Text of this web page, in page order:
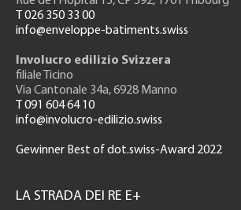
T 026 350 33 00
info@enveloppe-batiments.swiss
Involucro edilizio Svizzera
filiale Ticino
Via Cantonale 34a, 6928 Manno
T 091 604 64 10
info@involucro-edilizio.swiss
Gewinner Best of dot.swiss-Award 2022
GH
LA STRADA DEI RE E+